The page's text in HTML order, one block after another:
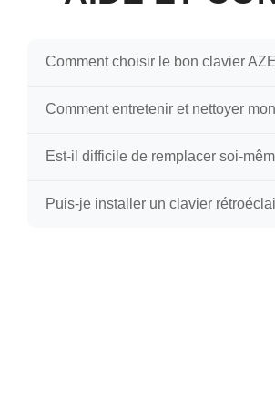
Comment choisir le bon clavier
Pour ne pas vous tromper, vérifiez
Comment entretenir et nettoyer
Un entretien régulier prolonge la
Est-il difficile de remplacer soi-
C'est une réparation accessible et
Puis-je installer un clavier